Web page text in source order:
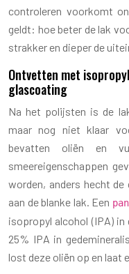
controleren voorkomt
geldt: hoe beter de lak
strakker en dieper de
Ontvetten met
glascoating
Na het polijsten is de
maar nog niet klaar
bevatten oliën en
smeereigenschappen
worden, anders hecht
aan de blanke lak. Een
isopropyl alcohol (IPA) in
25% IPA in
lost deze oliën op en laat